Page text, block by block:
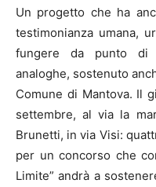
Un progetto che ha
testimonianza umana,
fungere da punto di
analoghe, sostenuto
Comune di Mantova. Il
settembre, al via la
Brunetti, in via Visi:
per un concorso che
Limite” andrà a